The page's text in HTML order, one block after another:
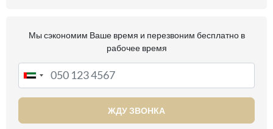
Мы сэкономим Ваше время и перезвоним бесплатно в
рабочее время
ЖДУ ЗВОНКА